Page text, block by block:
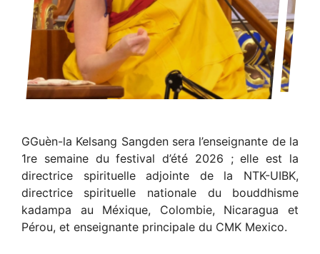
GGuèn-la Kelsang Sangden sera l’enseignante de la
1re semaine du festival d’été 2026 ; elle est la
directrice spirituelle adjointe de la NTK-UIBK,
directrice spirituelle nationale du bouddhisme
kadampa au Méxique, Colombie, Nicaragua et
Pérou, et enseignante principale du CMK Mexico.